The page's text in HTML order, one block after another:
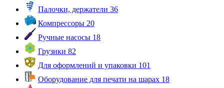
Палочки, держатели 36
Компрессоры 20
Ручные насосы 18
Грузики 82
Для оформлений и упаковки 101
Оборудование для печати на шарах 18